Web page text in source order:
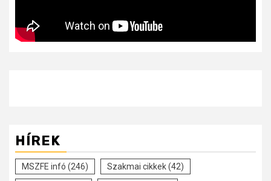
HÍREK
MSZFE infó (246) Szakmai cikkek(42)